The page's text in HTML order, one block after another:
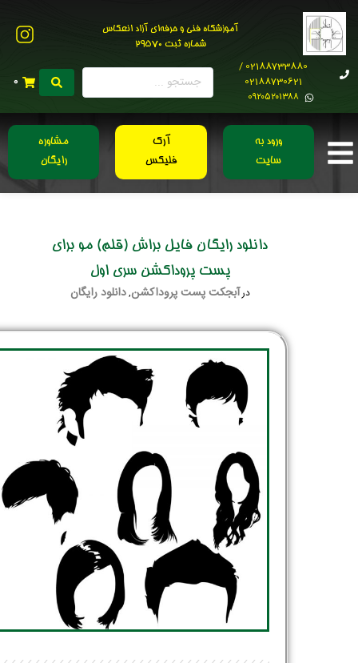
آموزشگاه فنی و حرفه‌ای آزاد انعکاس
شماره ثبت 29570
02188733880 /
02188730621
0۹۲۰۵۲۰۱۳۸۸
0
ورود به
سایت
آرک
فلیکس
مشاوره
رایگان
دانلود رایگان فایل براش (قلم) مو برای
پست پروداکشن سری اول
درآبجکت پست پروداکشن,دانلود رایگان